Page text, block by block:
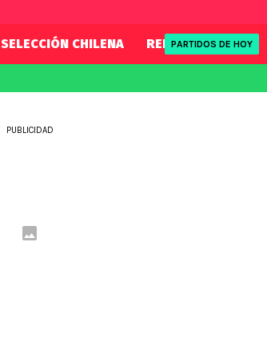
SELECCIÓN CHILENA REDSPORT
PARTIDOS DE HOY
PUBLICIDAD